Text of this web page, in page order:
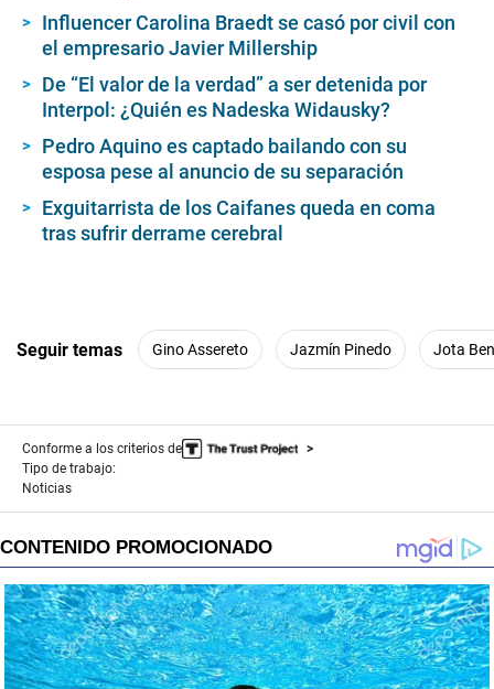
Influencer Carolina Braedt se casó por civil con
el empresario Javier Millership
De “El valor de la verdad” a ser detenida por
Interpol: ¿Quién es Nadeska Widausky?
Pedro Aquino es captado bailando con su
esposa pese al anuncio de su separación
Exguitarrista de los Caifanes queda en coma
tras sufrir derrame cerebral
Seguir temas Gino Assereto Jazmín Pinedo Jota
Conforme a los criterios de
Tipo de trabajo:
Noticias